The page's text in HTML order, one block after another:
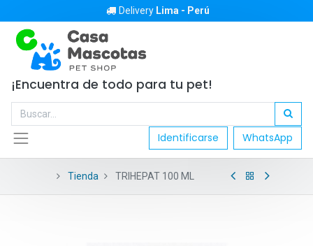
Delivery Lima - Perú
¡Encuentra de todo para tu pet!
Identificarse WhatsApp
Tienda TRIHEPAT 100 ML